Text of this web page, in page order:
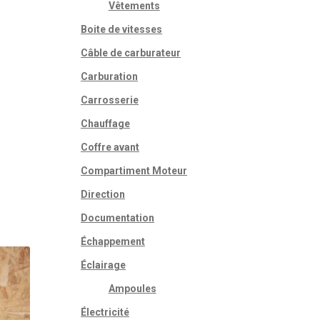
Vêtements
Boite de vitesses
Câble de carburateur
Carburation
Carrosserie
Chauffage
Coffre avant
Compartiment Moteur
Direction
Documentation
Échappement
Éclairage
Ampoules
Électricité